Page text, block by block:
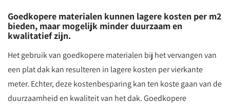
Goedkopere materialen kunnen lagere kosten per m2
bieden, maar mogelijk minder duurzaam en
kwalitatief zijn.
Het gebruik van goedkopere materialen bij het vervangen van
een plat dak kan resulteren in lagere kosten per vierkante
meter. Echter, deze kostenbesparing kan ten koste gaan van de
duurzaamheid en kwaliteit van het dak. Goedkopere